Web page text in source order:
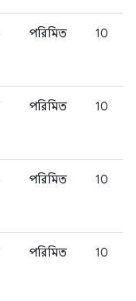
পরিমিত 10
পরিমিত 10
পরিমিত 10
পরিমিত 10